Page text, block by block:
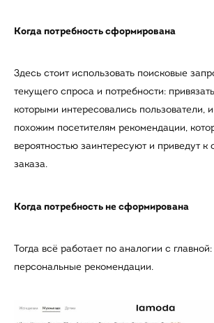
Когда потребность сформирована
Здесь стоит использовать поисковые
текущего спроса и потребности:
которыми интересовались пользователи,
похожим посетителям рекомендации,
вероятностью заинтересуют и приведут
заказа.
Когда потребность не сформирована
Тогда всё работает по аналогии с
персональные рекомендации.